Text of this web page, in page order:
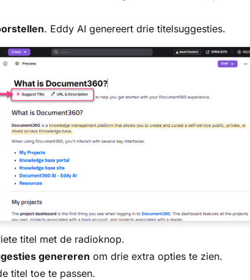
. Eddy AI genereert drie titelsuggesties.
titel met de radioknop.
genereren om drie extra opties te zien.
titel toe te passen.